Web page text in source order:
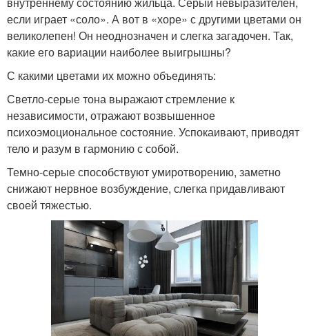
если играет «соло». А вот в «хоре» с другими цветами он
великолепен! Он неоднозначен и слегка загадочен. Так,
какие его вариации наиболее выигрышны?
С какими цветами их можно объединять:
Светло-серые тона выражают стремление к
независимости, отражают возвышенное
психоэмоциональное состояние. Успокаивают, приводят
тело и разум в гармонию с собой.
Темно-серые способствуют умиротворению, заметно
снижают нервное возбуждение, слегка придавливают
своей тяжестью.